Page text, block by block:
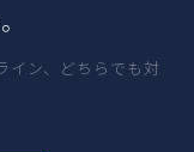
イン、どちらでも対